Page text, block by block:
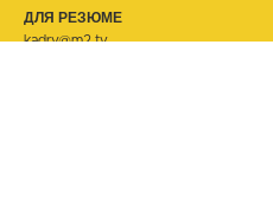
ДЛЯ РЕЗЮМЕ
kadry@m2.tv